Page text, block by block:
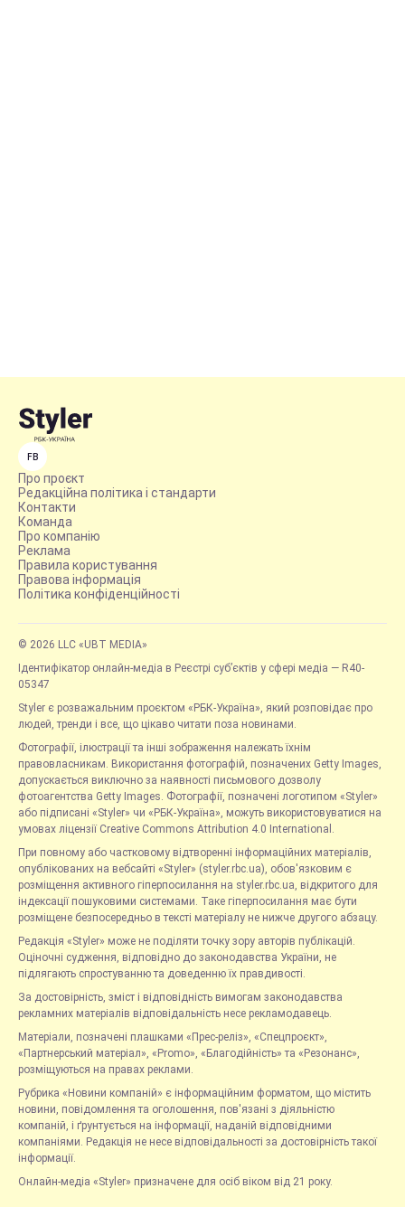
FB
Про проєкт
Редакційна політика і стандарти
Контакти
Команда
Про компанію
Реклама
Правила користування
Правова інформація
Політика конфіденційності
© 2026 LLC «UBT MEDIA»
Ідентифікатор онлайн-медіа в Реєстрі суб’єктів у сфері медіа — R40-
05347
Styler є розважальним проєктом «РБК-Україна», який розповідає про
людей, тренди і все, що цікаво читати поза новинами.
Фотографії, ілюстрації та інші зображення належать їхнім
правовласникам. Використання фотографій, позначених Getty Images,
допускається виключно за наявності письмового дозволу
фотоагентства Getty Images. Фотографії, позначені логотипом «Styler»
або підписані «Styler» чи «РБК-Україна», можуть використовуватися на
умовах ліцензії Creative Commons Attribution 4.0 International.
При повному або частковому відтворенні інформаційних матеріалів,
опублікованих на вебсайті «Styler» (styler.rbc.ua), обов'язковим є
розміщення активного гіперпосилання на styler.rbc.ua, відкритого для
індексації пошуковими системами. Таке гіперпосилання має бути
розміщене безпосередньо в тексті матеріалу не нижче другого абзацу.
Редакція «Styler» може не поділяти точку зору авторів публікацій.
Оціночні судження, відповідно до законодавства України, не
підлягають спростуванню та доведенню їх правдивості.
За достовірність, зміст і відповідність вимогам законодавства
рекламних матеріалів відповідальність несе рекламодавець.
Матеріали, позначені плашками «Прес-реліз», «Спецпроєкт»,
«Партнерський матеріал», «Promo», «Благодійність» та «Резонанс»,
розміщуються на правах реклами.
Рубрика «Новини компаній» є інформаційним форматом, що містить
новини, повідомлення та оголошення, пов'язані з діяльністю
компаній, і ґрунтується на інформації, наданій відповідними
компаніями. Редакція не несе відповідальності за достовірність такої
інформації.
Онлайн-медіа «Styler» призначене для осіб віком від 21 року.